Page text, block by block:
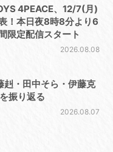
4PEACE、12/7(月)
！本日夜8時8分より6
限定配信スタート
2026.08.08
・田中そら・伊藤克
振り返る
2026.08.07